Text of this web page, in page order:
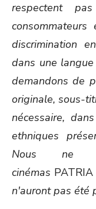
respectent
discrimination
dans une
demandons de
originale, sous-
nécessaire,
ethniques
Nous ne
cinémas PATRIA
n'auront pas été